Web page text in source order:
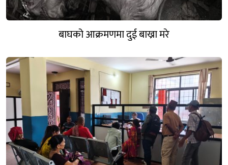
बाघको आक्रमणमा दुई बाख्रा मरे